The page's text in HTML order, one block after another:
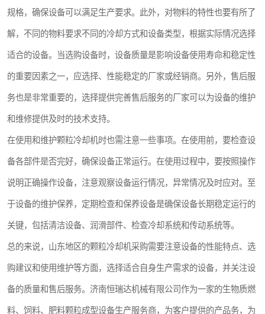
规格，确保设备可以满足生产要求。此外，对物料的特性也要有所了
解，不同的物料要求不同的冷却方式和设备类型，根据实际情况选择
适合的设备。当选购设备时，设备质量是影响设备使用寿命和稳定性
的重要因素之一，应选择、性能稳定的厂家或经销商。另外，售后服
务也是非常重要的，选择提供完善售后服务的厂家可以为设备的维护
和维修提供及时的技术支持。
在使用和维护颗粒冷却机时也需注意一些事项。在使用前，要检查设
备各部件是否完好，确保设备正常运行。在使用过程中，要按照操作
说明正确操作设备，注意观察设备运行情况，异常情况及时应对。至
于设备的维护保养，定期检查和保养设备是确保设备长期稳定运行的
关键，包括清洁设备、润滑部件、检查冷却系统和传动系统等。
总的来说，山东地区的颗粒冷却机采购需要注意设备的性能特点、选
购建议和使用维护等方面，选择适合自身生产需求的设备，并关注设
备的质量和售后服务。济南恒瑞达机械有限公司作为一家的生物质燃
料、饲料、肥料颗粒成型设备生产服务商，为客户提供的产品务，为